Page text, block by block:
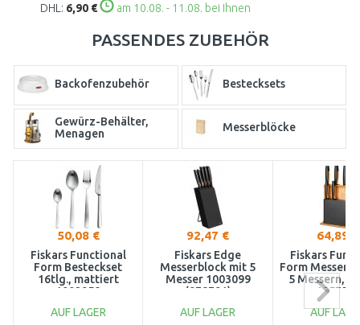
DHL: 6,90 € am 10.08. - 11.08. bei Ihnen
PASSENDES ZUBEHÖR
Backofenzubehör Bestecksets
Gewürz-Behälter,
Menagen
Messerblöcke
50,08 €
Fiskars Functional
Form Besteckset
16tlg., mattiert
1002958
AUF LAGER
92,47 €
Fiskars Edge
Messerblock mit 5
Messer 1003099
(978791)
AUF LAGER
64,89 €
Fiskars
Form
5 Messern,
1057552
AUF